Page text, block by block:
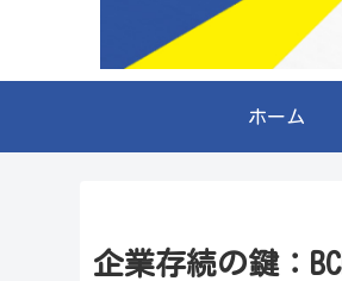
ホーム
企業存続の鍵：